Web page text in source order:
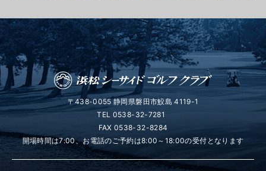
〒438-0055 静岡県磐田市鮫島 4119-1
TEL 0538-32-7281
FAX 0538-32-8284
開場時間は7:00、お電話のご予約は8:00～18:00の受付となります